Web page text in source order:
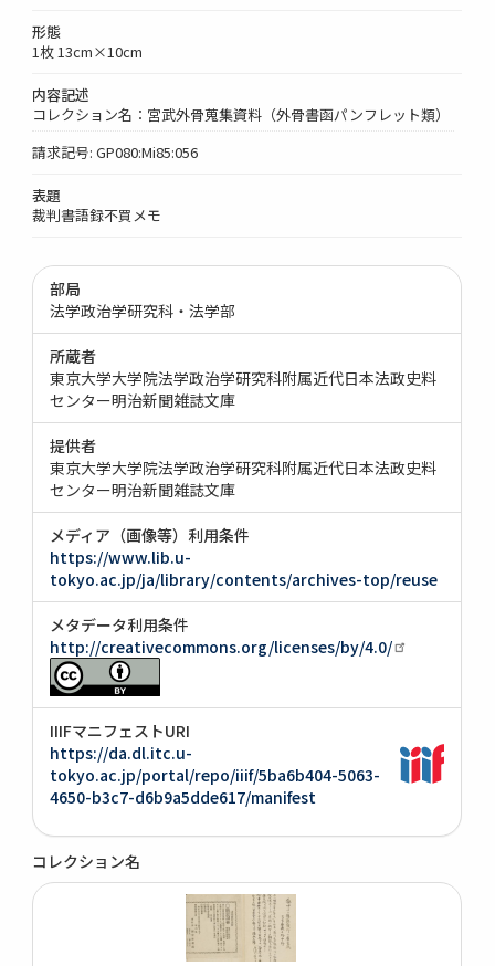
形態
1枚 13cm×10cm
内容記述
コレクション名：宮武外骨蒐集資料（外骨書函パンフレット類）
請求記号: GP080:Mi85:056
表題
裁判書語録不買メモ
部局
法学政治学研究科・法学部
所蔵者
東京大学大学院法学政治学研究科附属近代日本法政史料
センター明治新聞雑誌文庫
提供者
東京大学大学院法学政治学研究科附属近代日本法政史料
センター明治新聞雑誌文庫
メディア（画像等）利用条件
https://www.lib.u-
tokyo.ac.jp/ja/library/contents/archives-top/reuse
メタデータ利用条件
http://creativecommons.org/licenses/by/4.0/
IIIFマニフェストURI
https://da.dl.itc.u-
tokyo.ac.jp/portal/repo/iiif/5ba6b404-5063-
4650-b3c7-d6b9a5dde617/manifest
コレクション名